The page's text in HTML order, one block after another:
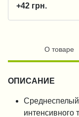
+42 грн.
О товаре
ОПИСАНИЕ
интенсивного